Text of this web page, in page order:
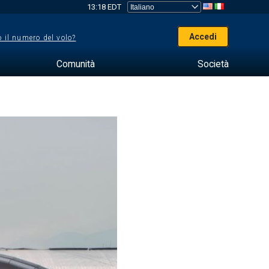
13:18 EDT
il numero del volo? Accedi
Comunità Società